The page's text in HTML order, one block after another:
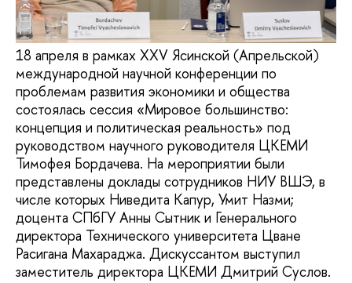
18 апреля в рамках XXV Ясинской (Апрельской)
международной научной конференции по
проблемам развития экономики и общества
состоялась сессия «Мировое большинство:
концепция и политическая реальность» под
руководством научного руководителя ЦКЕМИ
Тимофея Бордачева. На мероприятии были
представлены доклады сотрудников НИУ ВШЭ, в
числе которых Ниведита Капур, Умит Назми;
доцента СПбГУ Анны Сытник и Генерального
директора Технического университета Цване
Расигана Махараджа. Дискуссантом выступил
заместитель директора ЦКЕМИ Дмитрий Суслов.